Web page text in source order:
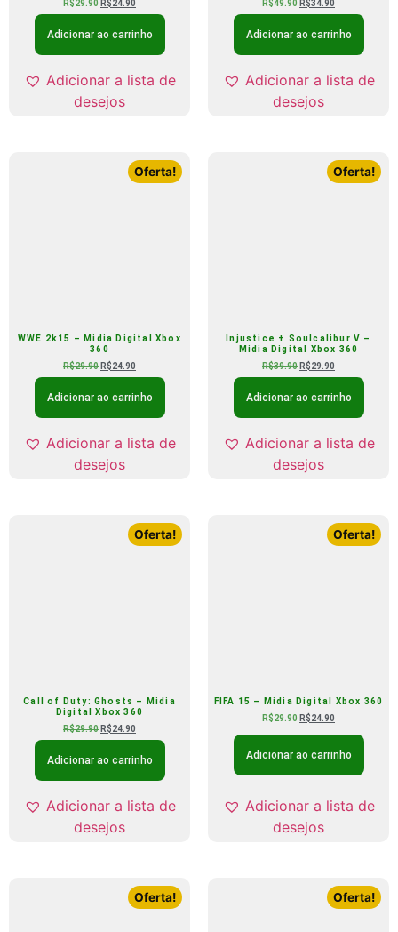
R$29.90 R$24.90
Adicionar ao carrinho
Adicionar a lista de
desejos
R$49.90 R$34.90
Adicionar ao carrinho
Adicionar a lista de
desejos
Oferta!
WWE 2k15 – Midia Digital Xbox
360
R$29.90 R$24.90
Adicionar ao carrinho
Adicionar a lista de
desejos
Oferta!
Injustice + Soulcalibur V –
Midia Digital Xbox 360
R$39.90 R$29.90
Adicionar ao carrinho
Adicionar a lista de
desejos
Oferta!
Call of Duty: Ghosts – Midia
Digital Xbox 360
R$29.90 R$24.90
Adicionar ao carrinho
Adicionar a lista de
desejos
Oferta!
FIFA 15 – Midia Digital Xbox 360
R$29.90 R$24.90
Adicionar ao carrinho
Adicionar a lista de
desejos
Oferta! Oferta!